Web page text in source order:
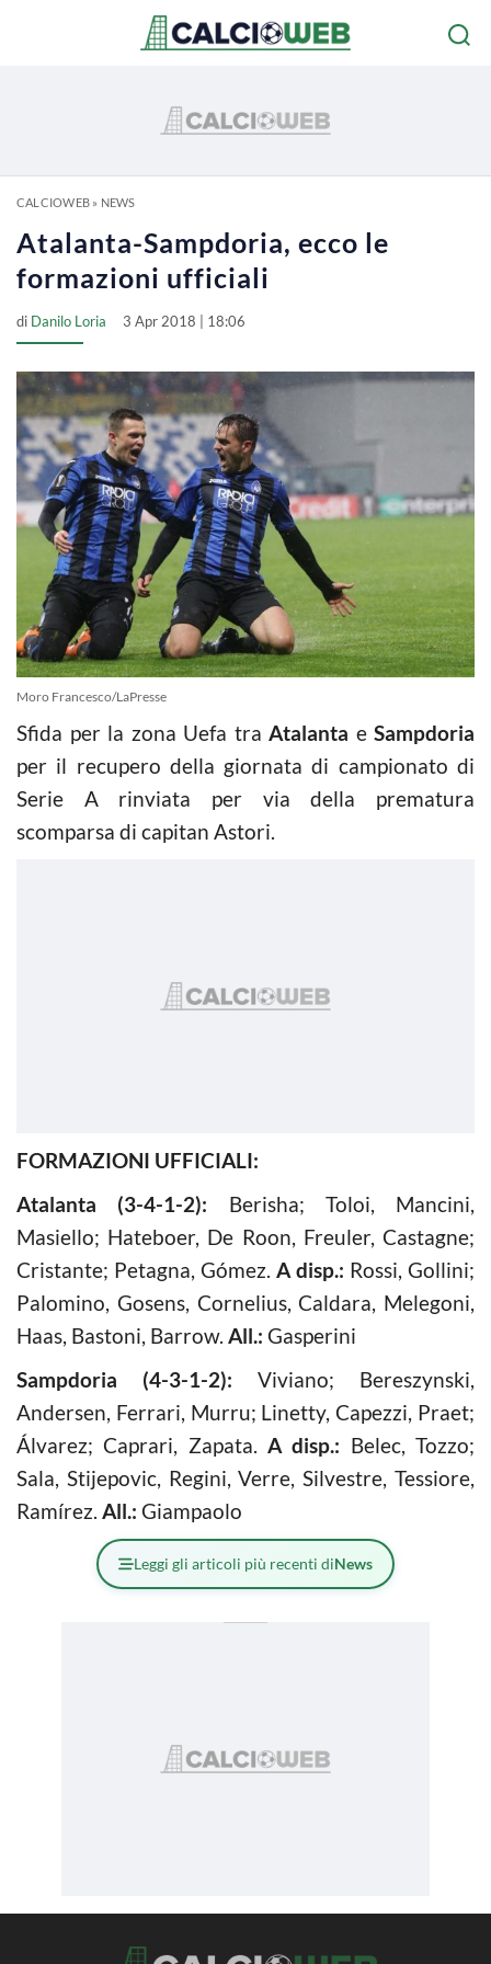
CALCIOWEB» NEWS
Atalanta-Sampdoria, ecco le
formazioni ufficiali
di Danilo Loria 3 Apr 2018 | 18:06
Moro Francesco/LaPresse
Sfida per la zona Uefa tra Atalanta e Sampdoria
per il recupero della giornata di campionato di
Serie A rinviata per via della prematura
scomparsa di capitan Astori.
FORMAZIONI UFFICIALI:
Atalanta (3-4-1-2): Berisha; Toloi, Mancini,
Masiello; Hateboer, De Roon, Freuler, Castagne;
Cristante; Petagna, Gómez. A disp.: Rossi, Gollini;
Palomino, Gosens, Cornelius, Caldara, Melegoni,
Haas, Bastoni, Barrow. All.: Gasperini
Sampdoria (4-3-1-2): Viviano; Bereszynski,
Andersen, Ferrari, Murru; Linetty, Capezzi, Praet;
Álvarez; Caprari, Zapata. A disp.: Belec, Tozzo;
Sala, Stijepovic, Regini, Verre, Silvestre, Tessiore,
Ramírez. All.: Giampaolo
Leggi gli articoli più recenti diNews